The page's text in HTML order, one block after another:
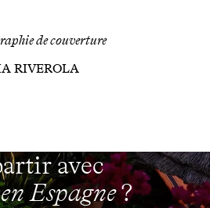
de couverture
RIVEROLA
avec
en Espagne?